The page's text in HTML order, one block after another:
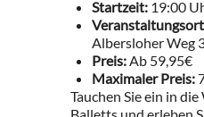
Startzeit: 19:00
Albersloher Weg
Preis:Ab 59,95€
Maximaler Preis:
Tauchen Sie ein in